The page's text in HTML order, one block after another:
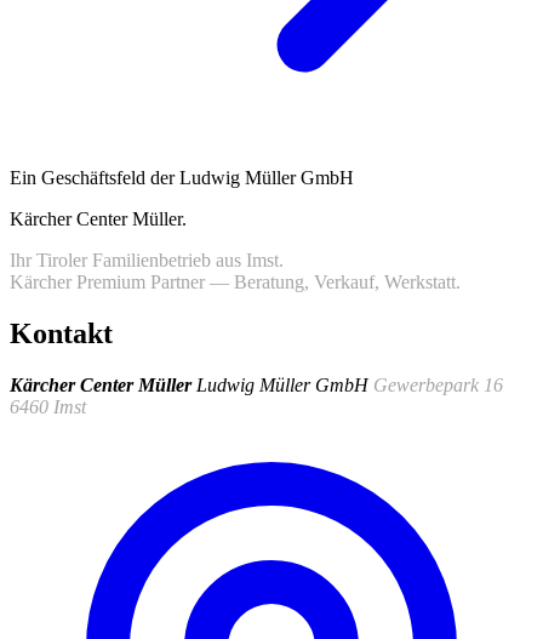
Ein Geschäftsfeld der Ludwig Müller GmbH
Kärcher Center Müller.
Ihr Tiroler Familienbetrieb aus Imst.
Kärcher Premium Partner — Beratung, Verkauf, Werkstatt.
Kontakt
Kärcher Center Müller Ludwig Müller GmbH Gewerbepark 16
6460 Imst